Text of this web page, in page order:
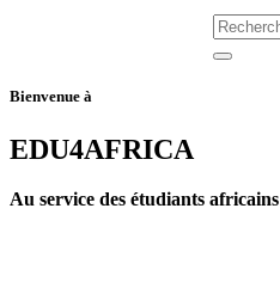
Bienvenue à
EDU4AFRICA
Au service des étudiants africains